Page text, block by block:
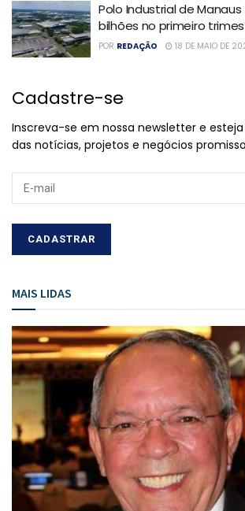
Polo Industrial de
bilhões no primeiro
POR REDAÇÃO 18 DE MAIO DE
Cadastre-se
Inscreva-se em nossa newsletter e
das notícias, projetos e negócios
MAIS LIDAS